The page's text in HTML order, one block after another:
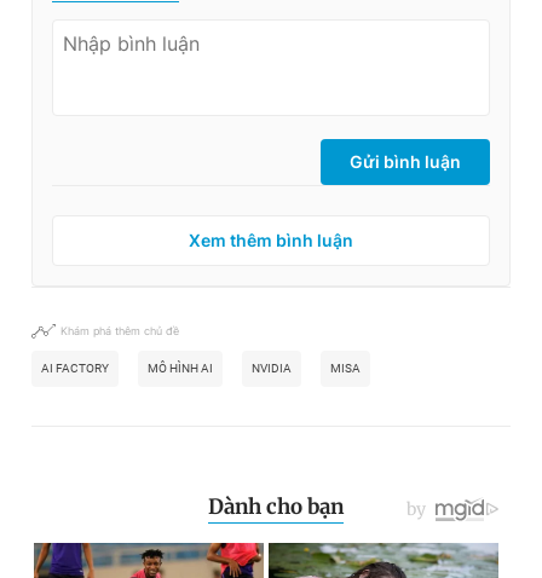
Gửi bình luận
Xem thêm bình luận
Khám phá thêm chủ đề
AI FACTORY MÔ HÌNH AI NVIDIA MISA